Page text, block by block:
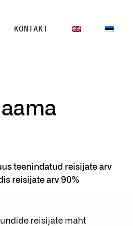
KONTAKT
teenindatud reisijate arv
reisijate arv 90%
reisijate maht